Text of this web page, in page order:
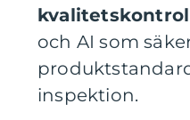
och AI som
inspektion.